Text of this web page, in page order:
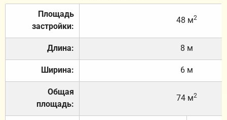
Площадь
застройки:
48 м2
Длина: 8 м
Ширина: 6 м
Общая
площадь:
74 м2